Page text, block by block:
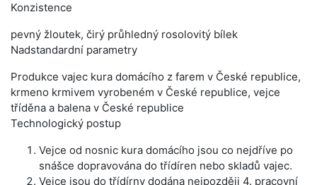
Konzistence
pevný žloutek, čirý průhledný rosolovitý bílek
Nadstandardní parametry
Produkce vajec kura domácího z farem v České republice,
krmeno krmivem vyrobeném v České republice, vejce
tříděna a balena v České republice
Technologický postup
Vejce od nosnic kura domácího jsou co nejdříve po
snášce dopravována do třídíren nebo skladů vajec.
Vejce jsou do třídírny dodána nejpozději 4. pracovní